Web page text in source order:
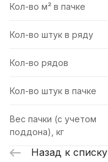
Кол-во м² в пачке
Кол-во штук в ряду
Кол-во рядов
Кол-во штук в пачке
Вес пачки (с учетом
поддона), кг
Назад к списку